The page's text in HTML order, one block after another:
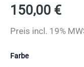
150,00 €
Preis incl. 19%
Farbe